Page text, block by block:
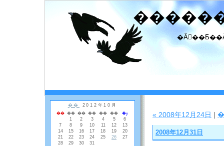
« 2008年12月24日 |
2008年12月31日